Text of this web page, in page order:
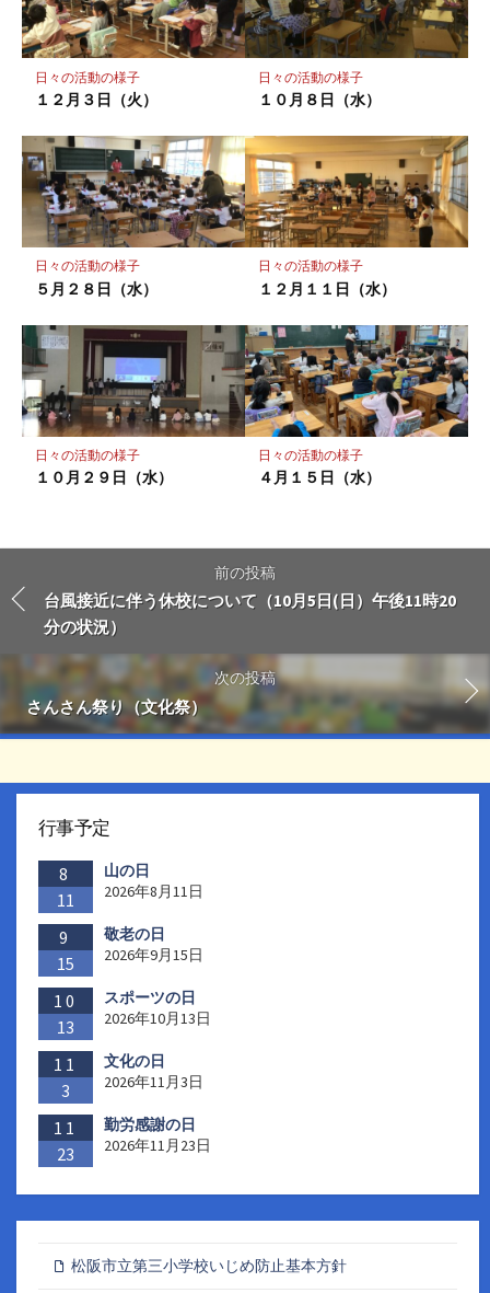
ク
に
存
日々の活動の様子
１２月３日（火）
日々の活動の様子
１０月８日（水）
日々の活動の様子
５月２８日（水）
日々の活動の様子
１２月１１日（水）
日々の活動の様子
１０月２９日（水）
日々の活動の様子
４月１５日（水）
前の投稿
台風接近に伴う休校について（10月5日(日）午後11時20
分の状況）
次の投稿
さんさん祭り（文化祭）
行事予定
8
11
山の日
2026年8月11日
9
15
敬老の日
2026年9月15日
10
13
スポーツの日
2026年10月13日
11
3
文化の日
2026年11月3日
11
23
勤労感謝の日
2026年11月23日
松阪市立第三小学校いじめ防止基本方針